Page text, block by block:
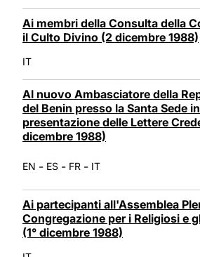
Ai membri della Consulta della
il Culto Divino (2 dicembre 1988)
IT
Al nuovo Ambasciatore della
del Benin presso la Santa Sede
presentazione delle Lettere
dicembre 1988)
EN - ES - FR - IT
Ai partecipanti all'Assemblea
Congregazione per i Religiosi e
(1° dicembre 1988)